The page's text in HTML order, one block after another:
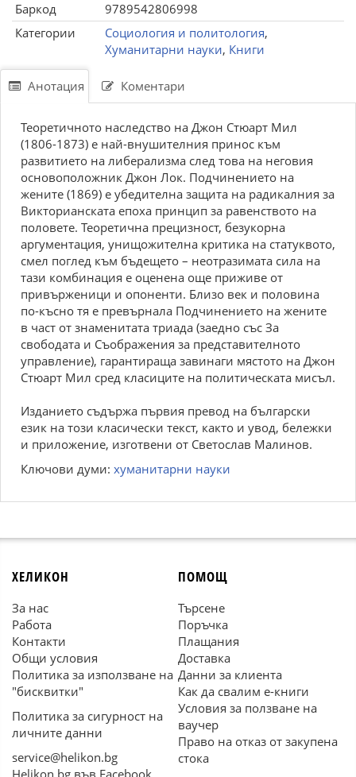
Баркод
9789542806998
Категории
Социология и политология,
Хуманитарни науки, Книги
Анотация Коментари
Теоретичното наследство на Джон Стюарт Мил
(1806-1873) е най-внушителния принос към
развитието на либерализма след това на неговия
основоположник Джон Лок. Подчинението на
жените (1869) е убедителна защита на радикалния за
Викторианската епоха принцип за равенството на
половете. Теоретична прецизност, безукорна
аргументация, унищожителна критика на статуквото,
смел поглед към бъдещето – неотразимата сила на
тази комбинация е оценена още приживе от
привърженици и опоненти. Близо век и половина
по-късно тя е превърнала Подчинението на жените
в част от знаменитата триада (заедно със За
свободата и Съображения за представителното
управление), гарантираща завинаги мястото на Джон
Стюарт Мил сред класиците на политическата мисъл.
Изданието съдържа първия превод на български
език на този класически текст, както и увод, бележки
и приложение, изготвени от Светослав Малинов.
Ключови думи: хуманитарни науки
ХЕЛИКОН
За нас
Работа
Контакти
Общи условия
Политика за използване на
"бисквитки"
Политика за сигурност на
личните данни
service@helikon.bg
Helikon.bg във Facebook
ПОМОЩ
Търсене
Поръчка
Плащания
Доставка
Данни за клиента
Как да свалим е-книги
Условия за ползване на
ваучер
Право на отказ от закупена
стока